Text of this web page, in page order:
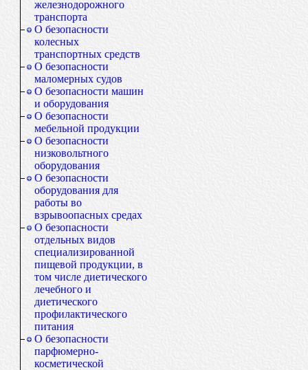
железнодорожного
транспорта
О безопасности
колесных
транспортных средств
О безопасности
маломерных судов
О безопасности машин
и оборудования
О безопасности
мебельной продукции
О безопасности
низковольтного
оборудования
О безопасности
оборудования для
работы во
взрывоопасных средах
О безопасности
отдельных видов
специализированной
пищевой продукции, в
том числе диетического
лечебного и
диетического
профилактического
питания
О безопасности
парфюмерно-
косметической